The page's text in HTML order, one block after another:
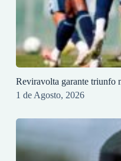
Reviravolta garante triunfo
1 de Agosto, 2026